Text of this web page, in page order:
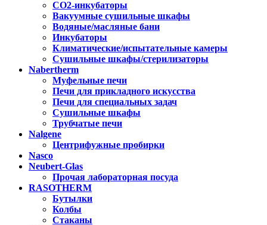
CO2-инкубаторы
Вакуумные сушильные шкафы
Водяные/масляные бани
Инкубаторы
Климатические/испытательные камеры
Сушильные шкафы/стерилизаторы
Nabertherm
Муфельные печи
Печи для прикладного искусства
Печи для специальных задач
Сушильные шкафы
Трубчатые печи
Nalgene
Центрифужные пробирки
Nasco
Neubert-Glas
Прочая лабораторная посуда
RASOTHERM
Бутылки
Колбы
Стаканы